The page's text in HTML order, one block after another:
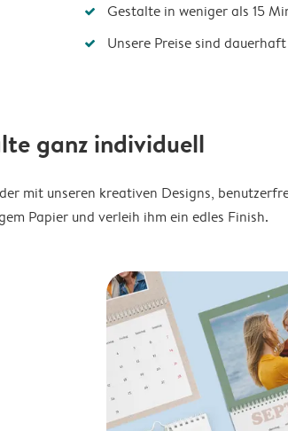
Gestalte in weniger als 15
Unsere Preise sind
ganz individuell
mit unseren kreativen Designs,
Papier und verleih ihm ein edles Finish.